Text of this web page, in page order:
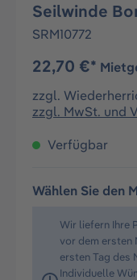
Seilwinde
SRM10772
22,70 €*
zzgl.
zzgl. MwSt. und
Verfügbar
Wählen Sie den
Wir liefern Ihre
vor dem ersten
ersten Tag des
Individuelle